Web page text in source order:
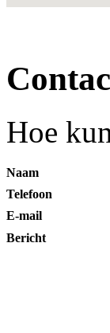
Hoe
Naam
Telefoon
E-mail
Bericht